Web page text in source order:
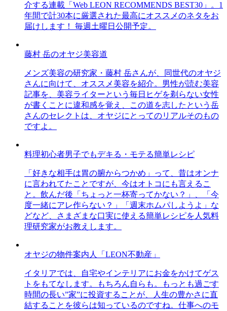
介する連載「Web LEON RECOMMENDS BEST30」。1
年間で計30本に厳選された最高にオススメのネタをお
届けします！ 毎週土曜日公開予定。
藤村 岳のオヤジ美容道
メンズ美容の研究家・藤村 岳さんが、同世代のオヤジ
さんに向けて、オススメ美容を紹介。男性が読む美容
記事を、美容ライターという毎日ヒゲを剃らない女性
が書くことに違和感を覚え、この道を志したという岳
さんのセレクトは、オヤジにとってのリアルそのもの
ですよ。
料理初心者男子でもデキる・モテる簡単レシピ
「好きな相手は胃の腑からつかめ」って、昔はオンナ
に言われてたことですが、今はオトコにも言えるこ
と。飲んだ後「ちょっと一杯寄ってかない？」、「今
度一緒にアレ作らない？」「週末ホムパしようよ」な
どなど、さまざまな口実に使える簡単レシピを人気料
理研究家がお教えします。
オヤジの物件案内人「LEON不動産」
イタリアでは、自宅やインテリアにお金をかけてゲス
トをもてなします。もちろん自らも。もっとも過ごす
時間の長い”家”に投資することが、人生の豊かさに直
結することを彼らは知っているのですね。仕事へのモ